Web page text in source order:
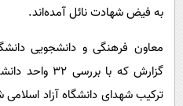
سیاست
به فیض شهادت نائل آمده‌اند.
معاون فرهنگی و دانشجویی
گزارش که با